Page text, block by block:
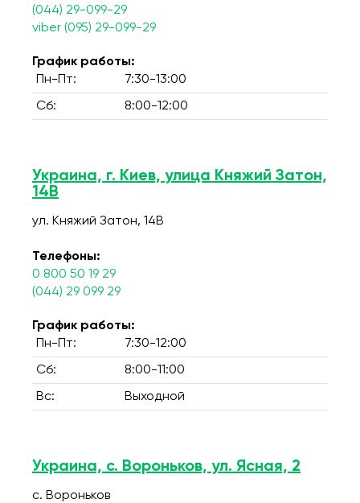
(044) 29-099-29
viber (095) 29-099-29
График работы:
Пн-Пт:
7:30-13:00
Сб: 8:00-12:00
Украина, г. Киев, улица Княжий Затон,
14В
ул. Княжий Затон, 14В
Телефоны:
0 800 50 19 29
(044) 29 099 29
График работы:
Пн-Пт:
7:30-12:00
Сб: 8:00-11:00
Вс: Выходной
Украина, с. Вороньков, ул. Ясная, 2
с. Вороньков